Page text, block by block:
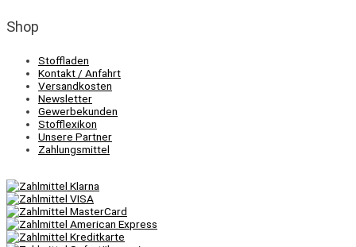
Shop
Stoffladen
Kontakt / Anfahrt
Versandkosten
Newsletter
Gewerbekunden
Stofflexikon
Unsere Partner
Zahlungsmittel